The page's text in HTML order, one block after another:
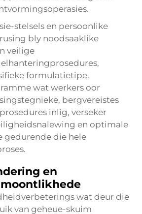
stelsels en persoonlike
bly noodsaaklike
veilige
formulatietipe.
wat werkers oor
bergvereistes
inlig, verseker
en optimale
gedurende die hele
en
wat deur die
van geheue-skuim